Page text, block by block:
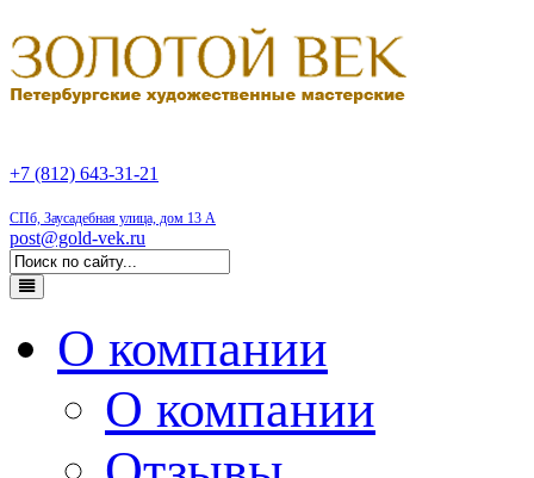
+7 (812) 643-31-21
СПб, Заусадебная улица, дом 13 А
post@gold-vek.ru
О компании
О компании